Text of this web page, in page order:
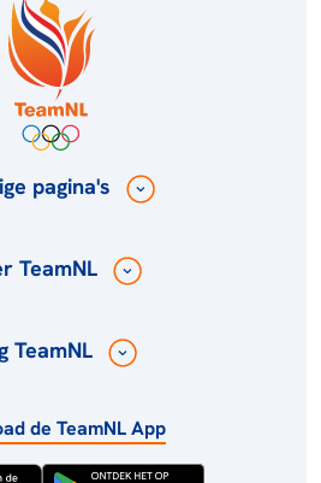
pagina's
TeamNL
TeamNL
de TeamNL App